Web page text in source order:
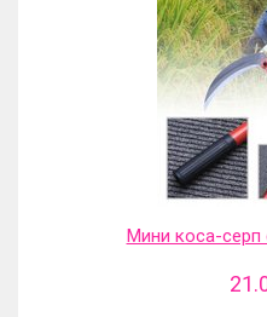
Мини коса-серп